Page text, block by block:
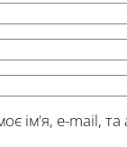
ім'я, e-mail,